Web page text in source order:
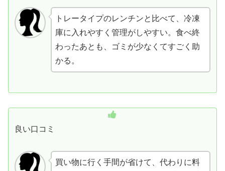
トレータイプのレンチンと比べて、冷凍
庫に入れやすく管理がしやすい。食べ終
わったあとも、ゴミが少なくてすごく助
かる。
良い口コミ
買い物に行く手間が省けて、代わりに料